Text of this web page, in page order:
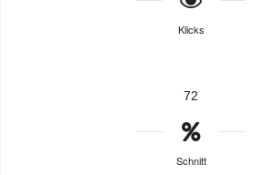
Klicks
72
Schnitt